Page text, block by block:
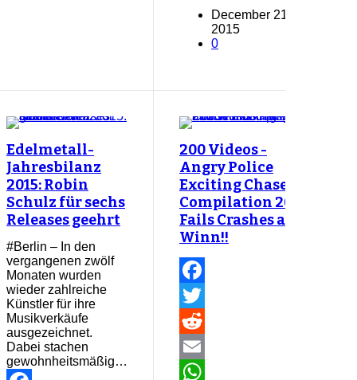
Share
December 21,
2015
0
Edelmetall-
Jahresbilanz
2015: Robin
Schulz für sechs
Releases geehrt
#Berlin – In den
vergangenen zwölf
Monaten wurden
wieder zahlreiche
Künstler für ihre
Musikverkäufe
ausgezeichnet.
Dabei stachen
gewohnheitsmäßig…
200 Videos -
Angry Police
Exciting Chases
Compilation 2015
Fails Crashes and
Winn!!
Facebook
Twitter
Reddit
Email